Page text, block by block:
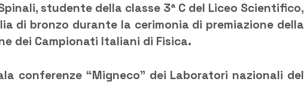
studente della classe 3ª C del Liceo Scientifico,
di bronzo durante la cerimonia di premiazione della
dei Campionati Italiani di Fisica.
conferenze “Migneco” dei Laboratori nazionali del